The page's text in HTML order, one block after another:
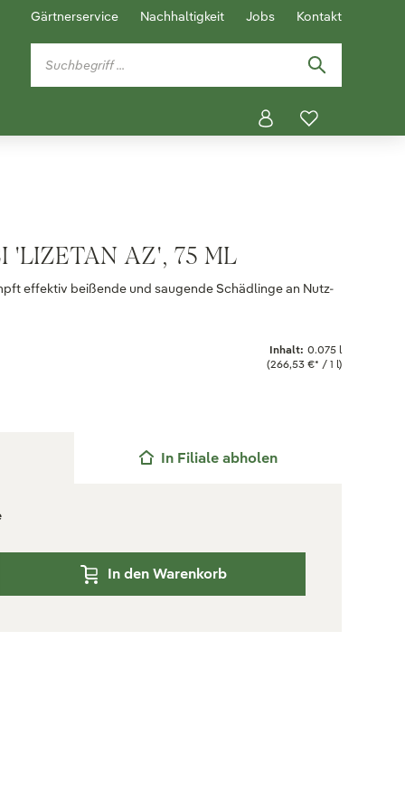
Gärtnerservice Nachhaltigkeit Jobs Kontakt
'LIZETAN AZ', 75 ML
effektiv beißende und saugende Schädlinge an Nutz-
Inhalt: 0.075 l
(266,53 €* / 1 l)
In Filiale abholen
In den Warenkorb